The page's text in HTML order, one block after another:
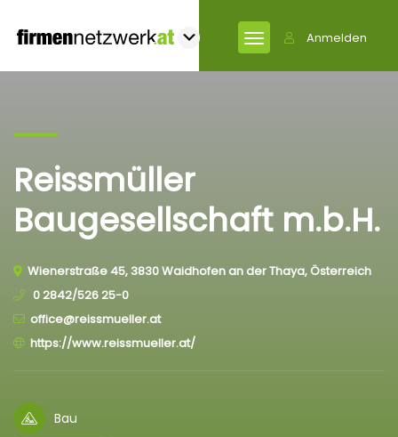
Anmelden
Reissmüller
Baugesellschaft m.b.H.
Wienerstraße 45, 3830 Waidhofen an der Thaya, Österreich
0 2842/526 25-0
office@reissmueller.at
https://www.reissmueller.at/
Bau